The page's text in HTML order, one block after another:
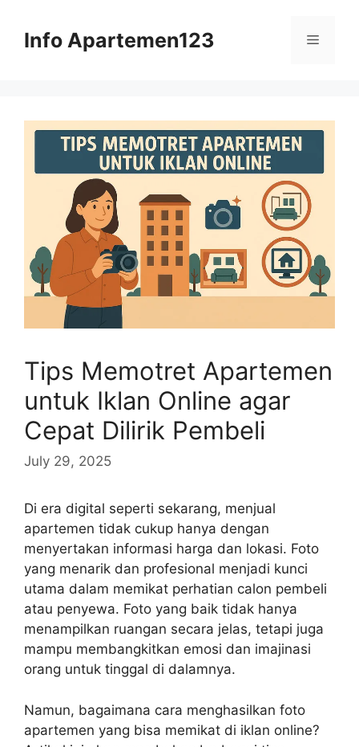
contentInfo Apartemen123 Menu
Tips Memotret Apartemen
untuk Iklan Online agar
Cepat Dilirik Pembeli
July 29, 2025
Di era digital seperti sekarang, menjual
apartemen tidak cukup hanya dengan
menyertakan informasi harga dan lokasi. Foto
yang menarik dan profesional menjadi kunci
utama dalam memikat perhatian calon pembeli
atau penyewa. Foto yang baik tidak hanya
menampilkan ruangan secara jelas, tetapi juga
mampu membangkitkan emosi dan imajinasi
orang untuk tinggal di dalamnya.
Namun, bagaimana cara menghasilkan foto
apartemen yang bisa memikat di iklan online?